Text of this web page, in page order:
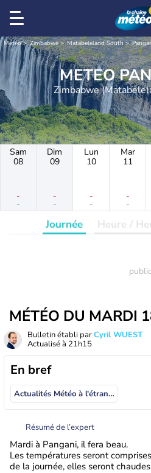
Météo Zimbabwe Matabeleland South
Zimbabwe
Sam
08
-
-
Dim
09
-
-
Lun
10
-
-
Mar
11
-
-
Journée Heure /
MÉTÉO DU MARDI
Bulletin établi parCyril WUEST
Actualisé à 21h15
En bref
Actualités Météo à l'étranger
Résumé de l’expert
Mardi à Pangani, il fera beau.
Les températures seront
de la journée, elles seront